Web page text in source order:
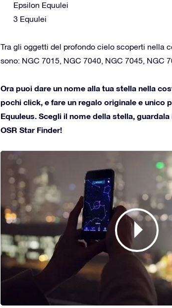
Epsilon Equulei
3 Equulei
Tra gli oggetti del profondo cielo scoperti nella
sono: NGC 7015, NGC 7040, NGC 7045, NGC
Ora puoi dare un nome alla tua stella nella
pochi click, e fare un regalo originale e unico
Equuleus. Scegli il nome della stella, guardala
OSR Star Finder!